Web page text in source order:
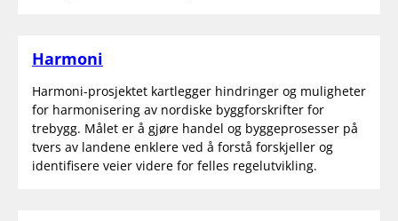
Harmoni
Harmoni-prosjektet kartlegger hindringer og muligheter
for harmonisering av nordiske byggforskrifter for
trebygg. Målet er å gjøre handel og byggeprosesser på
tvers av landene enklere ved å forstå forskjeller og
identifisere veier videre for felles regelutvikling.